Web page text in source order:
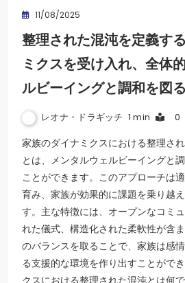
11/08/2025
整理された混沌を定義す
ミクスを受け入れ、全体
ルビーイングと調和を図る
レオナ・ドラギッチ 1 min 0
家族のダイナミクスにおける整理さ
とは、メンタルウェルビーイングと
ことができます。このアプローチは
育み、家族が効果的に課題を乗り越
す。主な特徴には、オープンなコミ
れた儀式、構造化された柔軟性が含
のバランスを取ることで、家族は感
る支援的な環境を作り出すことがで